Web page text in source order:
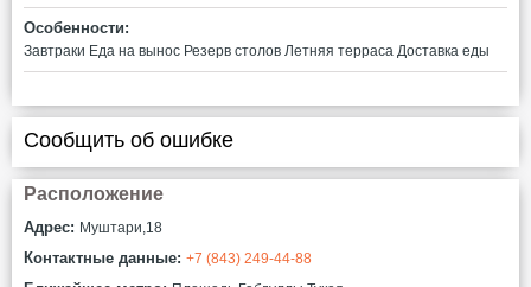
Особенности:
Завтраки Еда на вынос Резерв столов Летняя терраса Доставка еды
Сообщить об ошибке
Расположение
Адрес: Муштари,18
Контактные данные: +7 (843) 249-44-88